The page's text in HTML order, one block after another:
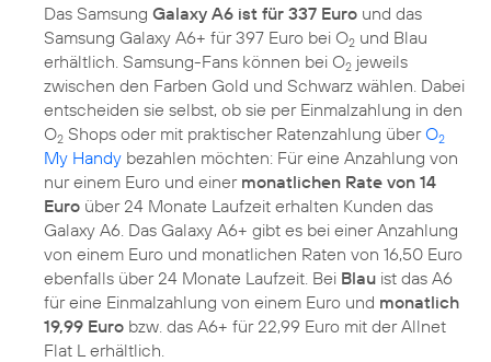
Das Samsung Galaxy A6 ist für 337 Euro und das
Samsung Galaxy A6+ für 397 Euro bei O2 und Blau
erhältlich. Samsung-Fans können bei O2 jeweils
zwischen den Farben Gold und Schwarz wählen. Dabei
entscheiden sie selbst, ob sie per Einmalzahlung in den
O2 Shops oder mit praktischer Ratenzahlung überO2
My Handy bezahlen möchten: Für eine Anzahlung von
nur einem Euro und einer monatlichen Rate von 14
Euro über 24 Monate Laufzeit erhalten Kunden das
Galaxy A6. Das Galaxy A6+ gibt es bei einer Anzahlung
von einem Euro und monatlichen Raten von 16,50 Euro
ebenfalls über 24 Monate Laufzeit. Bei Blau ist das A6
für eine Einmalzahlung von einem Euro und monatlich
19,99 Euro bzw. das A6+ für 22,99 Euro mit der Allnet
Flat L erhältlich.